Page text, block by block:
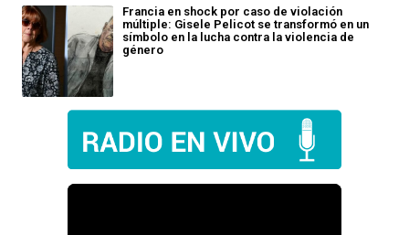
Francia en shock por caso de violación
múltiple: Gisele Pelicot se transformó en un
símbolo en la lucha contra la violencia de
género